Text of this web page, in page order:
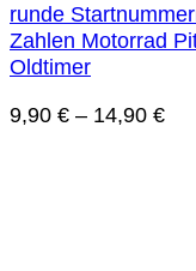
runde
Zahlen Motorrad
Oldtimer
9,90 € – 14,90 €